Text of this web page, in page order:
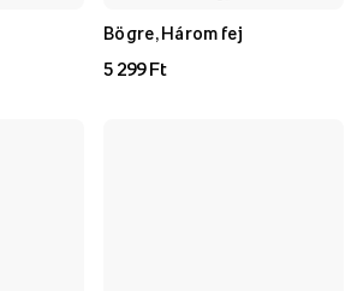
Bögre, Három fej
5 299 Ft